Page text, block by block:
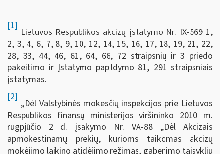
[1]
Lietuvos Respublikos akcizų įstatymo Nr. IX-569 1,
2, 3, 4, 6, 7, 8, 9, 10, 12, 14, 15, 16, 17, 18, 19, 21, 22,
28, 33, 44, 46, 61, 64, 66, 72 straipsnių ir 3 priedo
pakeitimo ir Įstatymo papildymo 81, 291 straipsniais
įstatymas.
[2]
„Dėl Valstybinės mokesčių inspekcijos prie Lietuvos
Respublikos finansų ministerijos viršininko 2010 m.
rugpjūčio 2 d. įsakymo Nr. VA-88 „Dėl Akcizais
apmokestinamų prekių, kurioms taikomas akcizų
mokėjimo laikino atidėjimo režimas, gabenimo taisyklių